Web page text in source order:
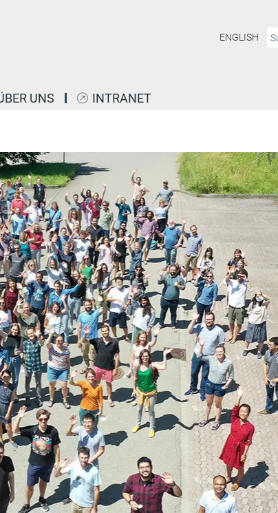
ENGLISH
UNS INTRANET